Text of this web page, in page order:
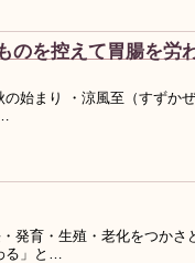
のを控えて胃腸を労
始まり ・涼風至（すずかぜ
発育・生殖・老化をつかさ
る」と…